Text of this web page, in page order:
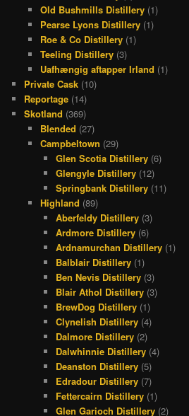
Old Bushmills Distillery(1)
Pearse Lyons Distillery(1)
Roe & Co Distillery(1)
Teeling Distillery(3)
Uafhængig aftapper Irland (1)
Private Cask (10)
Reportage (14)
Skotland (369)
Blended (27)
Campbeltown (29)
Glen Scotia Distillery (6)
Glengyle Distillery (12)
Springbank Distillery (11)
Highland (89)
Aberfeldy Distillery (3)
Ardmore Distillery (6)
Ardnamurchan Distillery (1)
Balblair Distillery (1)
Ben Nevis Distillery (3)
Blair Athol Distillery (3)
BrewDog Distillery (1)
Clynelish Distillery (4)
Dalmore Distillery (2)
Dalwhinnie Distillery (4)
Deanston Distillery (5)
Edradour Distillery (7)
Fettercairn Distillery (1)
Glen Garioch Distillery (2)